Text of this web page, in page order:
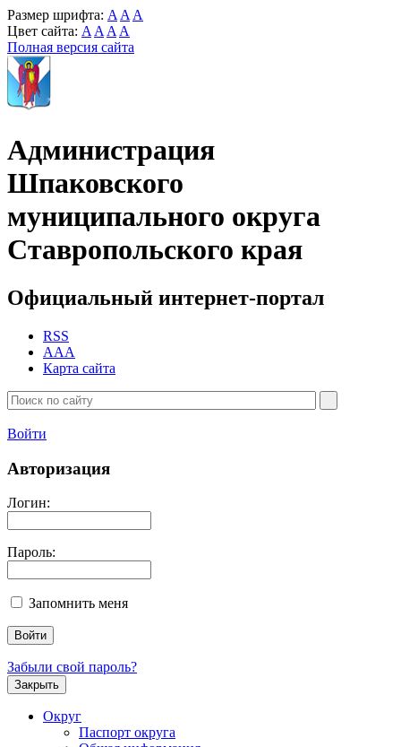
Размер шрифта: A A A
Цвет сайта: A A A A
Полная версия сайта
Администрация
Шпаковского
муниципального округа
Ставропольского края
Официальный интернет-портал
RSS
AAA
Карта сайта
Войти
Авторизация
Логин:
Пароль:
Запомнить меня
Забыли свой пароль?
Закрыть
Округ
Паспорт округа